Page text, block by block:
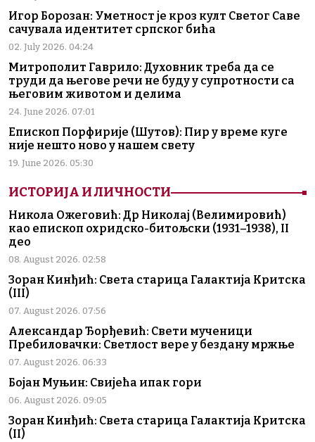
Игор Борозан: Уметност је кроз култ Светог Саве
сачувала идентитет српског бића
02. July 2026. 04:24
Митрополит Гаврило: Духовник треба да се
труди да његове речи не буду у супротности са
његовим животом и делима
24. June 2026. 07:01
Епископ Порфирије (Шутов): Пир у време куге
није нешто ново у нашем свету
19. June 2026. 05:30
ИСТОРИЈА И ЛИЧНОСТИ
Никола Ожеговић: Др Николај (Велимировић)
као епископ охридско-битољски (1931–1938), II
део
08. August 2026. 02:58
Зоран Кинђић: Света старица Галактија Критска
(III)
07. August 2026. 07:56
Александар Ђорђевић: Свети мученици
Пребиловачки: Светлост вере у бездану мржње
07. August 2026. 06:33
Бојан Муњин: Свијећа ипак гори
06. August 2026. 09:05
Зоран Кинђић: Света старица Галактија Критска
(II)